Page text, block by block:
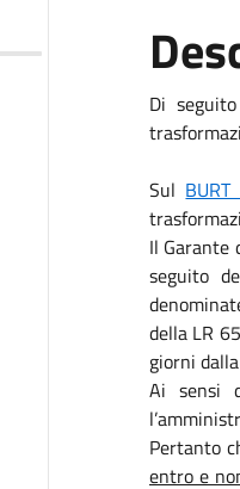
Di
Sul
Il Garante
seguito
della LR
giorni
Ai sensi
Pertanto
entro e